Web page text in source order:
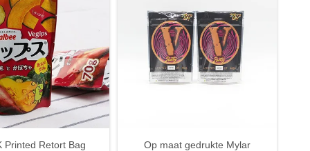
Printed Retort Bag
Op maat gedrukte Mylar